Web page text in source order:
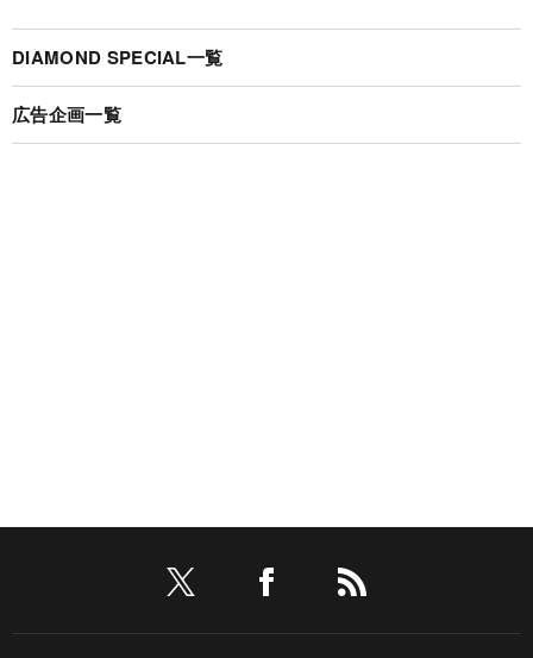
DIAMOND SPECIAL一覧
広告企画一覧